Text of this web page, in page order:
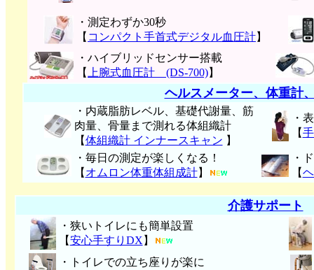
・測定わずか30秒
【 コンパクト手首式デジタル血圧計】
・ハイブリッドセンサー搭載
【
上腕式血圧計 (DS-700)】
ヘルスメーター、体重計
・内蔵脂肪レベル、基礎代謝量、筋
肉量、骨量まで測れる体組織計
【体組織計 インナースキャン 】
・
【
・毎日の測定が楽しくなる！
【 オムロン体重体組成計】
・
【
介護サポート
・狭いトイレにも簡単設置
【安心手すりDX 】
・トイレでの立ち座りが楽に